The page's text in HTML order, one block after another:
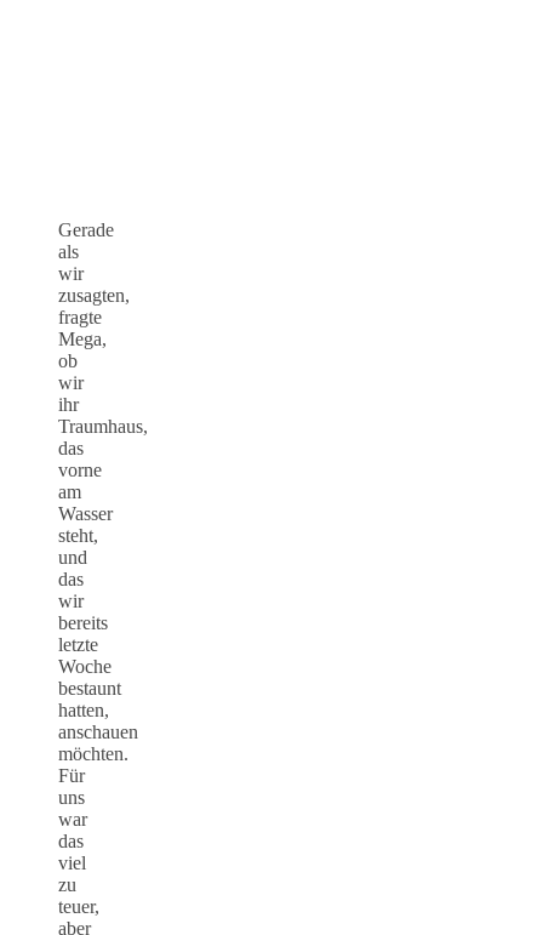
Gerade
als
wir
zusagten,
fragte
Mega,
ob
wir
ihr
Traumhaus,
das
vorne
am
Wasser
steht,
und
das
wir
bereits
letzte
Woche
bestaunt
hatten,
anschauen
möchten.
Für
uns
war
das
viel
zu
teuer,
aber